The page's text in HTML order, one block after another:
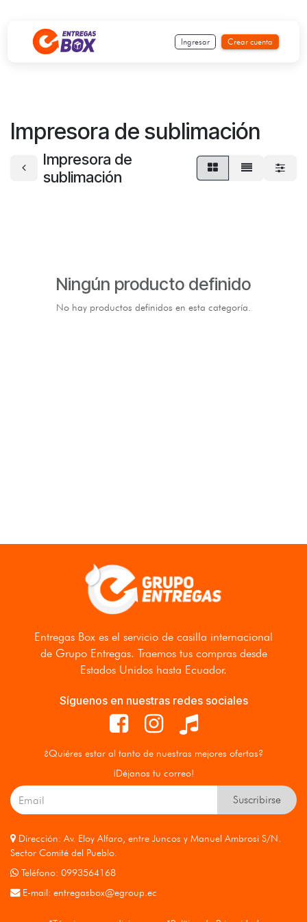
Ingresar Crear cuenta
Impresora de sublimación
Impresora de
sublimación
Ningún producto definido
No hay productos definidos en esta categoría.
Entregas Box es el servicio de casilla internacional
de Grupo Entregas. Traemos tus compras desde
Estados Unidos hasta Ecuador.
Síguenos en nuestras redes sociales
¿Quiéres estar al tanto de nuestras mejores ofertas?
¡Déjanos tu correo!
Suscribirse
Dirección: Av. Eloy Alfaro, entre Juncos y Manuel Ambrosi S/N.
Sector Comité del Pueblo.
Teléfono: 0993564168
E-mail: entregasbox@egroup.ec